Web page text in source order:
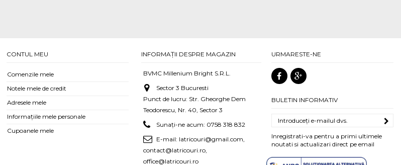
CONTUL MEU
Comenzile mele
Notele mele de credit
Adresele mele
Informaţiile mele personale
Cupoanele mele
INFORMAȚII DESPRE MAGAZIN
BVMC Millenium Bright S.R.L.
Sector 3 Bucuresti
Punct de lucru: Str. Gheorghe Dem
Teodorescu, Nr. 40, Sector 3
Sunați-ne acum: 0758 318 832
E-mail: latricouri@gmail.com,
contact@latricouri.ro,
office@latricouri.ro
URMARESTE-NE
BULETIN INFORMATIV
Inregistrati-va pentru a primi ultimele
noutati si actualizari direct pe email